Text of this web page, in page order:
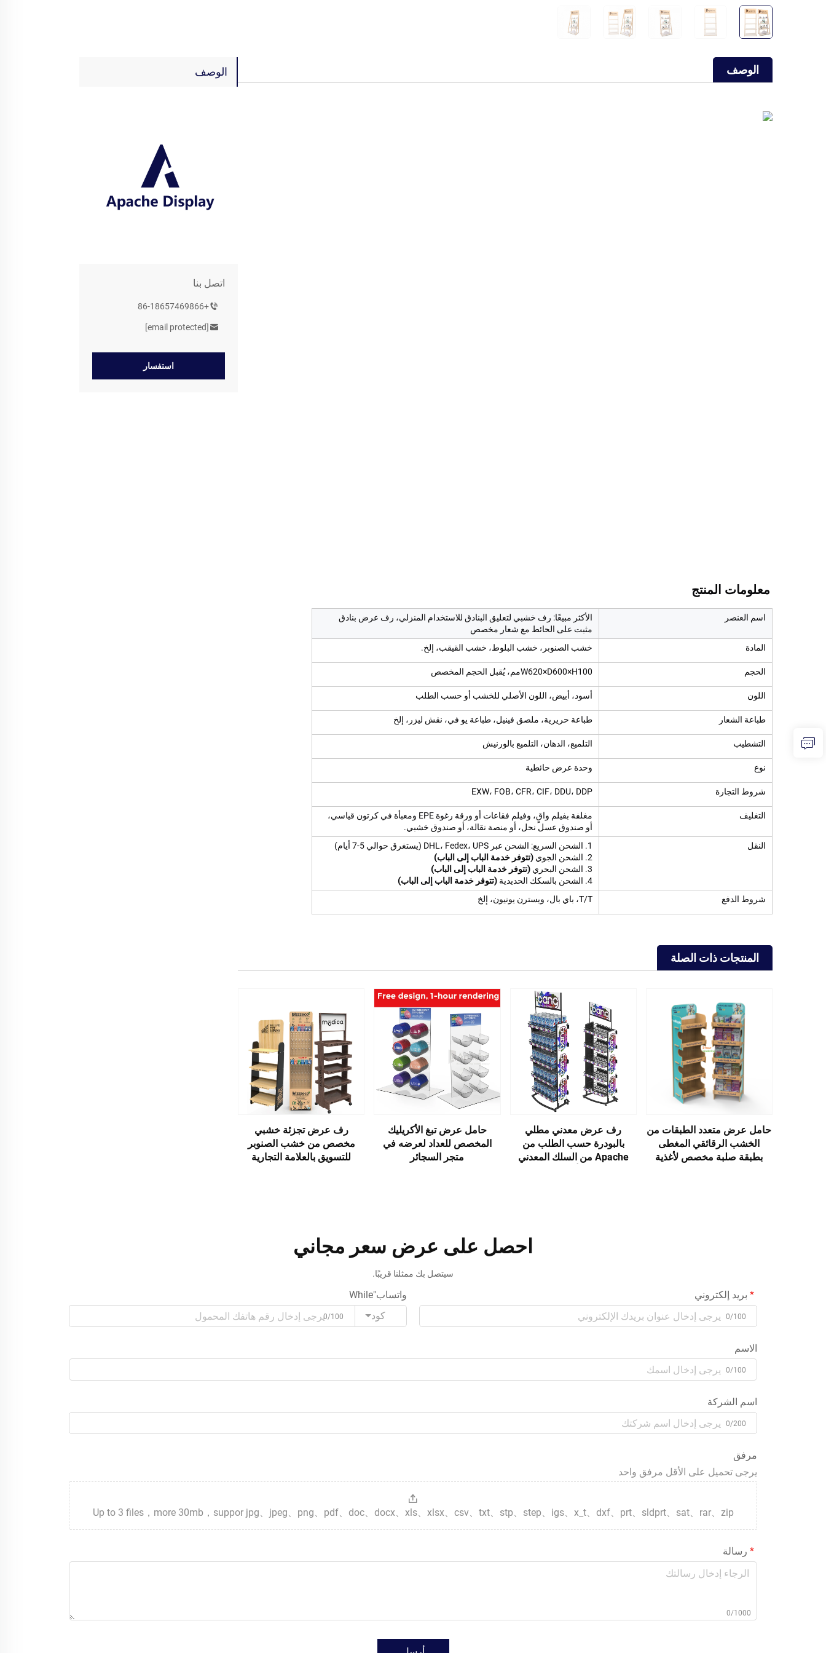
الوصف
اتصل بنا
+86-18657469866
[email protected]
استفسار
الوصف
معلومات المنتج
اسم العنصر
الأكثر مبيعًا: رف خشبي لتعليق البنادق للاستخدام المنزلي، رف عرض بنادق
مثبت على الحائط مع شعار مخصص
المادة
خشب الصنوبر، خشب البلوط، خشب القيقب، إلخ.
الحجم W620×D600×H100مم، يُقبل الحجم المخصص
اللون أسود، أبيض، اللون الأصلي للخشب أو حسب الطلب
طباعة الشعار طباعة حريرية، ملصق فينيل، طباعة يو في، نقش ليزر، إلخ
التشطيب التلميع، الدهان، التلميع بالورنيش
نوع وحدة عرض حائطية
شروط التجارة EXW، FOB، CFR، CIF، DDU، DDP
التغليف
مغلفة بفيلم واقٍ، وفيلم فقاعات أو ورقة رغوة EPE ومعبأة في كرتون قياسي،
أو صندوق عسل نحل، أو منصة نقالة، أو صندوق خشبي.
النقل
1. الشحن السريع: الشحن عبر DHL، Fedex، UPS (يستغرق حوالي 5-7 أيام)
2. الشحن الجوي
(تتوفر خدمة الباب إلى الباب)
3. الشحن البحري
(تتوفر خدمة الباب إلى الباب)
4. الشحن بالسكك الحديدية
(تتوفر خدمة الباب إلى الباب)
شروط الدفع
T/T، باي بال، ويسترن يونيون، إلخ
المنتجات ذات الصلة
رف عرض تجزئة خشبي
مخصص من خشب الصنوبر
للتسويق بالعلامة التجارية
حامل عرض تبغ الأكريليك
المخصص للعداد لعرضه في
متجر السجائر
رف عرض معدني مطلي
بالبودرة حسب الطلب من
Apache من السلك المعدني
حامل عرض متعدد الطبقات من
الخشب الرقائقي المغطى
بطبقة صلبة مخصص لأغذية
احصل على عرض سعر مجاني
سيتصل بك ممثلنا قريبًا.
بريد إلكتروني
0/100
واتساب"While
كود
0/100
الاسم
0/100
اسم الشركة
0/200
مرفق
يرجى تحميل على الأقل مرفق واحد
Up to 3 files，more 30mb，suppor jpg、jpeg、png、pdf、doc、docx、xls、xlsx、csv、txt、stp、step、igs、x_t、dxf、prt、sldprt、sat、rar、zip
رسالة
0/1000